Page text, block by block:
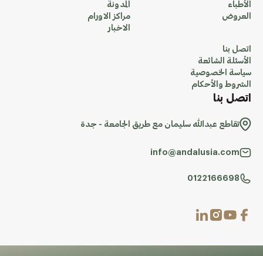
الأطباء
العروض
المدونة
مراكز الاورام
الاخبار
اتصل بنا
الأسئلة الشائعة
سياسة الخصوصية
الشروط والأحكام
اتصل بنا
تقاطع عبدالله سليمان مع طريق الجامعة - جدة
info@andalusia.com
0122166698